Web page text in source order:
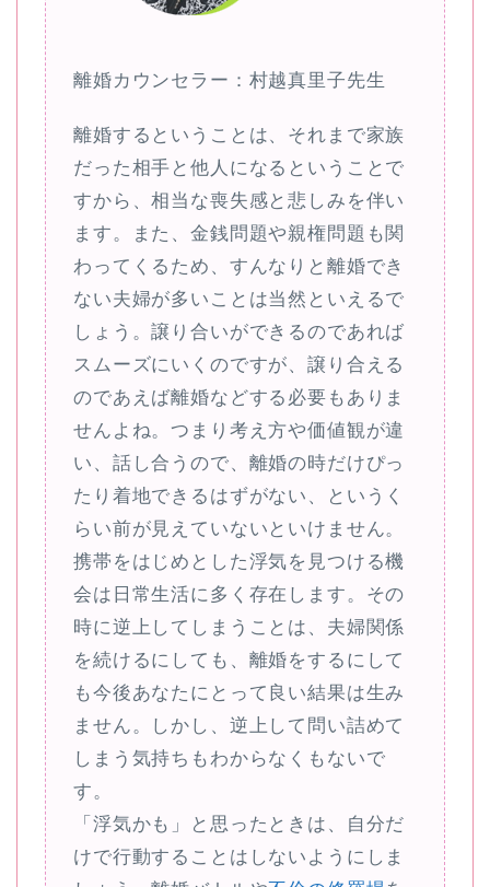
離婚カウンセラー：村越真里子先生
離婚するということは、それまで家族
だった相手と他人になるということで
すから、相当な喪失感と悲しみを伴い
ます。また、金銭問題や親権問題も関
わってくるため、すんなりと離婚でき
ない夫婦が多いことは当然といえるで
しょう。譲り合いができるのであれば
スムーズにいくのですが、譲り合える
のであえば離婚などする必要もありま
せんよね。つまり考え方や価値観が違
い、話し合うので、離婚の時だけぴっ
たり着地できるはずがない、というく
らい前が見えていないといけません。
携帯をはじめとした浮気を見つける機
会は日常生活に多く存在します。その
時に逆上してしまうことは、夫婦関係
を続けるにしても、離婚をするにして
も今後あなたにとって良い結果は生み
ません。しかし、逆上して問い詰めて
しまう気持ちもわからなくもないで
す。
「浮気かも」と思ったときは、自分だ
けで行動することはしないようにしま